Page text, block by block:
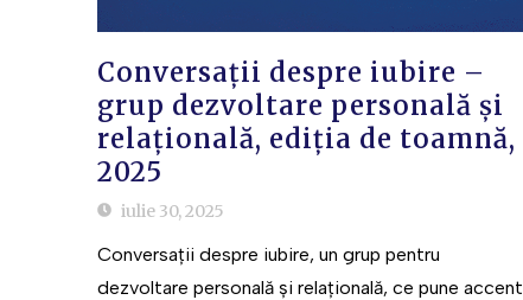
Conversații despre iubire –
grup dezvoltare personală și
relațională, ediția de toamnă,
2025
iulie 30, 2025
Conversații despre iubire, un grup pentru
dezvoltare personală și relațională, ce pune accent